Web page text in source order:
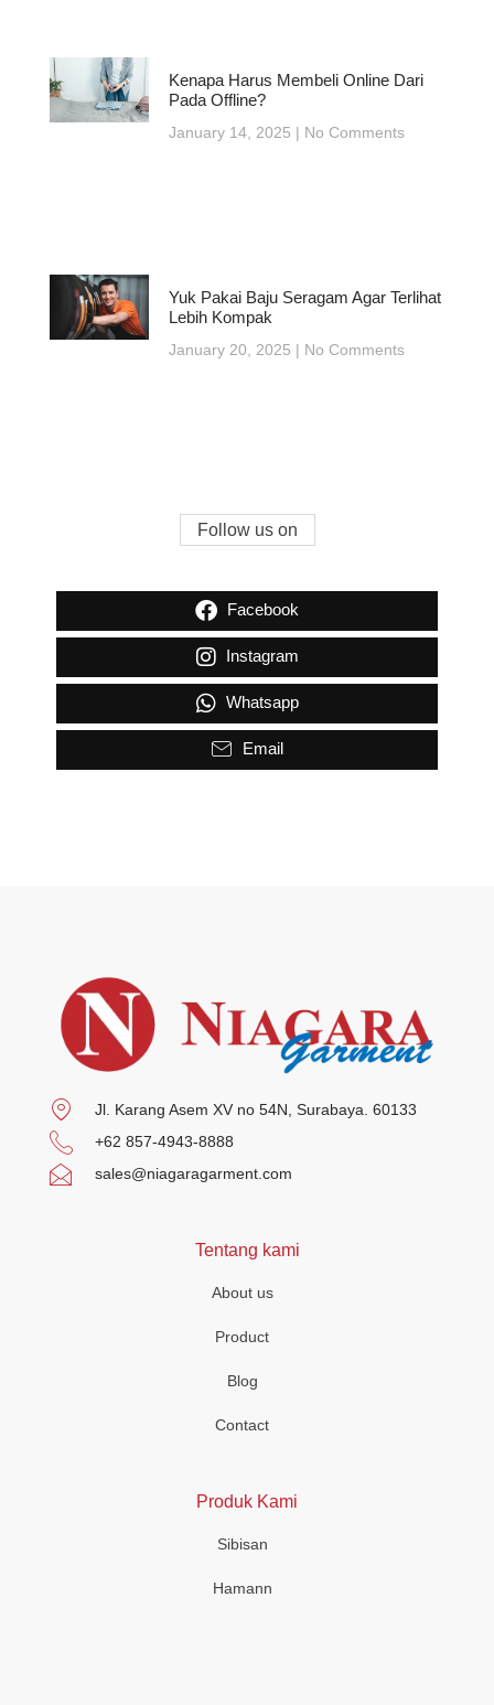
Kenapa Harus Membeli Online Dari
Pada Offline?
January 14, 2025 No Comments
Yuk Pakai Baju Seragam Agar Terlihat
Lebih Kompak
January 20, 2025 No Comments
Follow us on
Facebook
Instagram
Whatsapp
Email
Jl. Karang Asem XV no 54N, Surabaya. 60133
+62 857-4943-8888
sales@niagaragarment.com
Tentang kami
About us
Product
Blog
Contact
Produk Kami
Sibisan
Hamann